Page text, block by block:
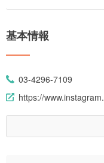
基本情報
03-4296-7109
https://